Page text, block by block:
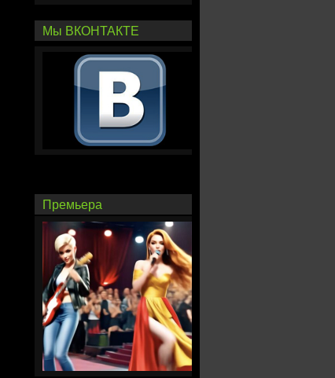
Мы ВКОНТАКТЕ
Премьера